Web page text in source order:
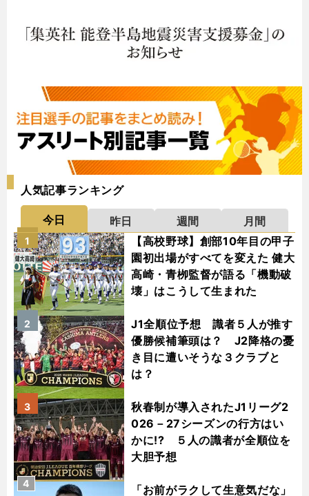
人気記事ランキング
今日 昨日 週間
月間
【高校野球】創部10年目の甲子
園初出場がすべてを変えた 健大
高崎・青栁監督が語る「機動破
壊」はこうして生まれた
1
J1全順位予想 識者５人が推す
優勝候補筆頭は？ J2降格の憂
き目に遭いそうな３クラブと
は？
2
秋春制が導入されたJ1リーグ2
026－27シーズンの行方はい
かに!? ５人の識者が全順位を
大胆予想
3
「お前がラクして生意気だな」
4